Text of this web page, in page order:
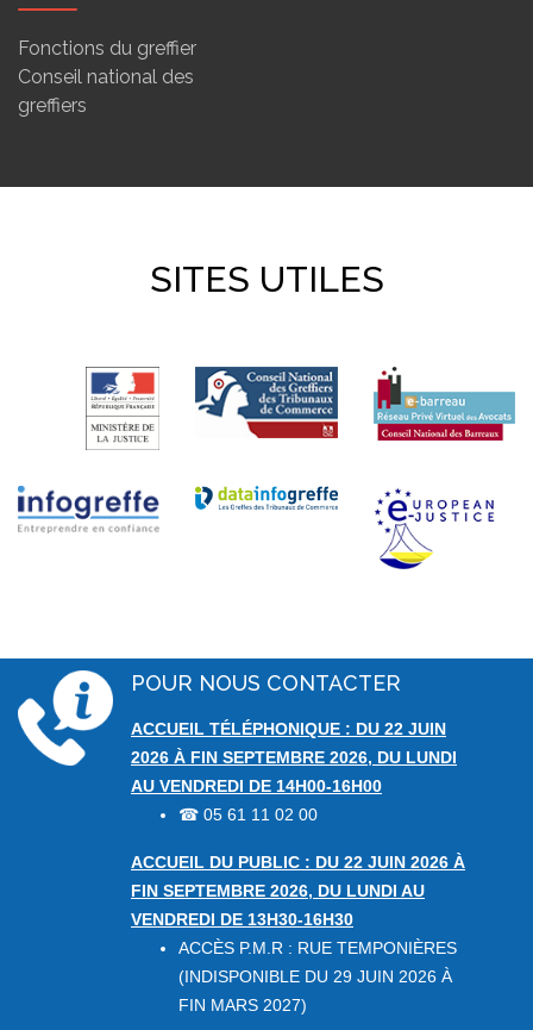
Fonctions du greffier
Conseil national des
greffiers
SITES UTILES
POUR NOUS CONTACTER
ACCUEIL TÉLÉPHONIQUE : DU 22 JUIN
2026 À FIN SEPTEMBRE 2026, DU LUNDI
AU VENDREDI DE 14H00-16H00
☎ 05 61 11 02 00
ACCUEIL DU PUBLIC : DU 22 JUIN 2026 À
FIN SEPTEMBRE 2026, DU LUNDI AU
VENDREDI DE 13H30-16H30
ACCÈS P.M.R : RUE TEMPONIÈRES
(INDISPONIBLE DU 29 JUIN 2026 À
FIN MARS 2027)